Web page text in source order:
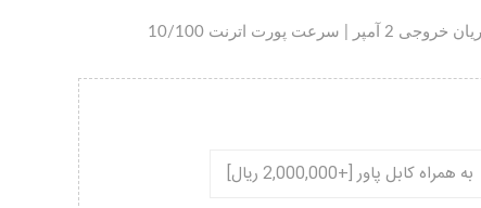
به همراه کابل پاور [+2,000,000 ریال]